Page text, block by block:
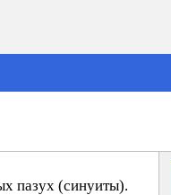
пазух (синуиты).